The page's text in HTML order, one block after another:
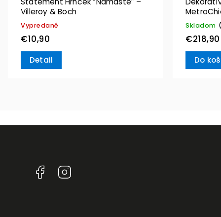
Villeroy & Boch
Vypredané
€10,90
Detail
Boch
Skladom
€218,90
Do
Facebook